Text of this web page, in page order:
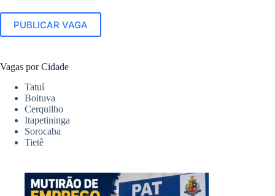
PUBLICAR VAGA
Vagas por Cidade
Tatuí
Boituva
Cerquilho
Itapetininga
Sorocaba
Tietê